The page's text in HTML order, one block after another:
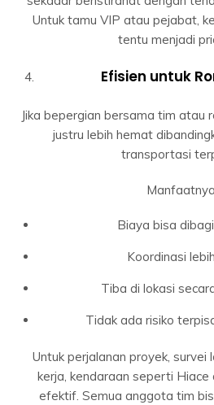
Untuk tamu VIP atau pejabat,
tentu menjadi
Efisien untuk
Jika bepergian bersama tim atau
justru lebih hemat
transportasi
Biaya bisa
Koordinasi
Tiba di lokasi
Tidak ada risiko
Untuk perjalanan proyek, survei
kerja, kendaraan seperti
efektif. Semua anggota tim